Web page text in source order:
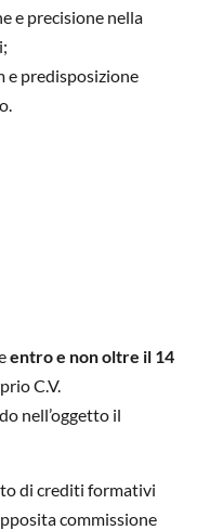
e precisione nella
e predisposizione
entro e non oltre il 14
C.V.
nell’oggetto il
di crediti formativi
commissione